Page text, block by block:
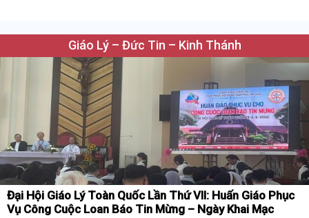
Giáo Lý – Đức Tin – Kinh Thánh
Đại Hội Giáo Lý Toàn Quốc Lần Thứ VII: Huấn Giáo Phục
Vụ Công Cuộc Loan Báo Tin Mừng – Ngày Khai Mạc